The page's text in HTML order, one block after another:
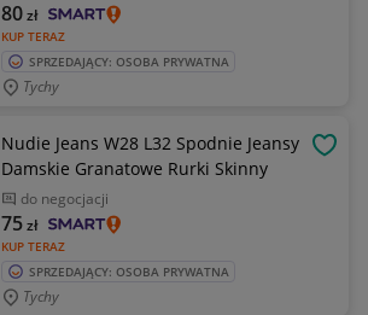
KUP TERAZ
80zł
SPRZEDAJĄCY: OSOBA PRYWATNA
Tychy
Nudie Jeans W28 L32 Spodnie Jeansy
Damskie Granatowe Rurki Skinny
do negocjacji
KUP TERAZ
75zł
SPRZEDAJĄCY: OSOBA PRYWATNA
Tychy